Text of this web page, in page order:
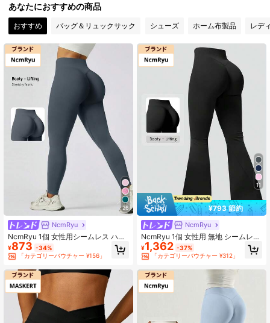
4.91 201K フォロワー
201K フォロワー
201K フォロワー
4.91 201K フォロワー
あなたにおすすめの商品
おすすめ バッグ＆リュックサック シューズ ホーム布製品 レデ
26
NcmRyu
NcmRyu 1個 女性用シームレス ハイ
ウエスト シェイピング リフティング
レギンス、カジュアル&スポーツウェ
ア 春
¥873 -34%
「カテゴリーバウチャー ¥156」
11
¥793 節約
NcmRyu
NcmRyu 1個 女性用 無地 シームレス
ミニマリスト ハイウエスト エラステ
ィック バットリフティング フレアス
ポーツパンツ タイツ ブラック 春
¥1,362 -37%
「カテゴリーバウチャー ¥312」